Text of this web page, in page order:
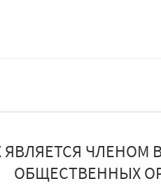
ЧЛЕНОМ
ОБЩЕСТВЕННЫХ